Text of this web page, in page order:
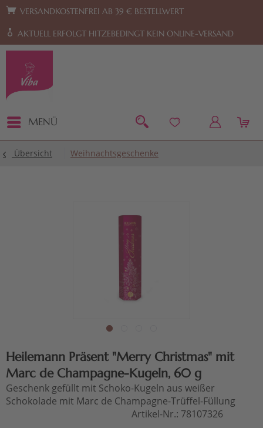
Zur Hauptnavigation springen Zum Footer springen
VERSANDKOSTENFREI AB 39 € BESTELLWERT
AKTUELL ERFOLGT HITZEBEDINGT KEIN ONLINE-VERSAND
MENÜ
Übersicht Weihnachtsgeschenke
Heilemann Präsent "Merry Christmas" mit
Marc de Champagne-Kugeln, 60 g
Geschenk gefüllt mit Schoko-Kugeln aus weißer
Schokolade mit Marc de Champagne-Trüffel-Füllung
Artikel-Nr.: 78107326